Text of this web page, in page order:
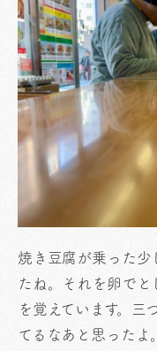
焼き豆腐が乗った少
たね。それを卵でと
を覚えています。三
てるなあと思ったよ